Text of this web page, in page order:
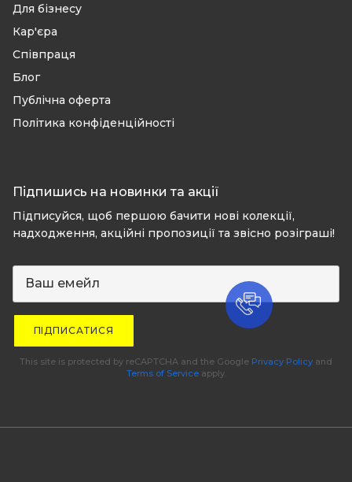
Для бізнесу
Кар'єра
Співпраця
Блог
Публічна оферта
Політика конфіденційності
Підпишись на новинки та акції
Підписуйся, щоб першою бачити нові колекції,
надходження, акційні пропозиції та звісно розіграші!
ПІДПИСАТИСЯ
This site is protected by reCAPTCHA and the Google Privacy Policy and
Terms of Serviceapply.